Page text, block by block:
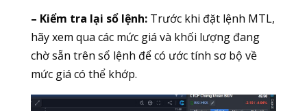
– Kiểm tra lại sổ lệnh:Trước khi đặt lệnh MTL,
hãy xem qua các mức giá và khối lượng đang
chờ sẵn trên sổ lệnh để có ước tính sơ bộ về
mức giá có thể khớp.